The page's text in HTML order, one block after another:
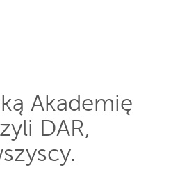
Akademię
DAR,